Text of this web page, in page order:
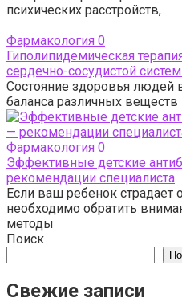
психических расстройств,
Фармакология 0
Гиполипидемическая
сердечно-сосудистой
Состояние здоровья людей
баланса различных веществ
Фармакология 0
Эффективные детские
рекомендации специалиста
Если ваш ребенок страдает
необходимо обратить
методы
Поиск
Свежие записи